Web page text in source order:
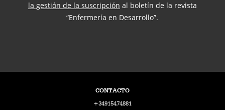
la gestión de la suscripción al boletín de la revista
“Enfermería en Desarrollo”.
CONTACTO
+34915474881